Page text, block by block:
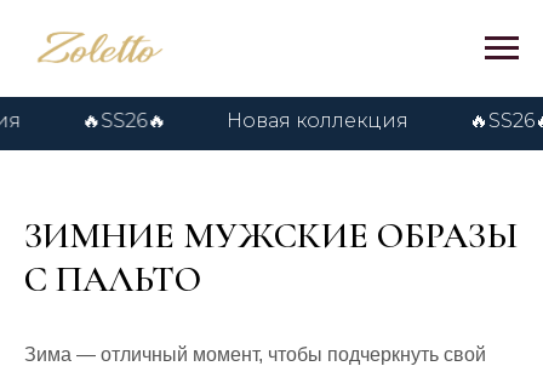
Новая коллекция 🔥SS26🔥
ЗИМНИЕ МУЖСКИЕ ОБРАЗЫ
С ПАЛЬТО
Зима — отличный момент, чтобы подчеркнуть свой